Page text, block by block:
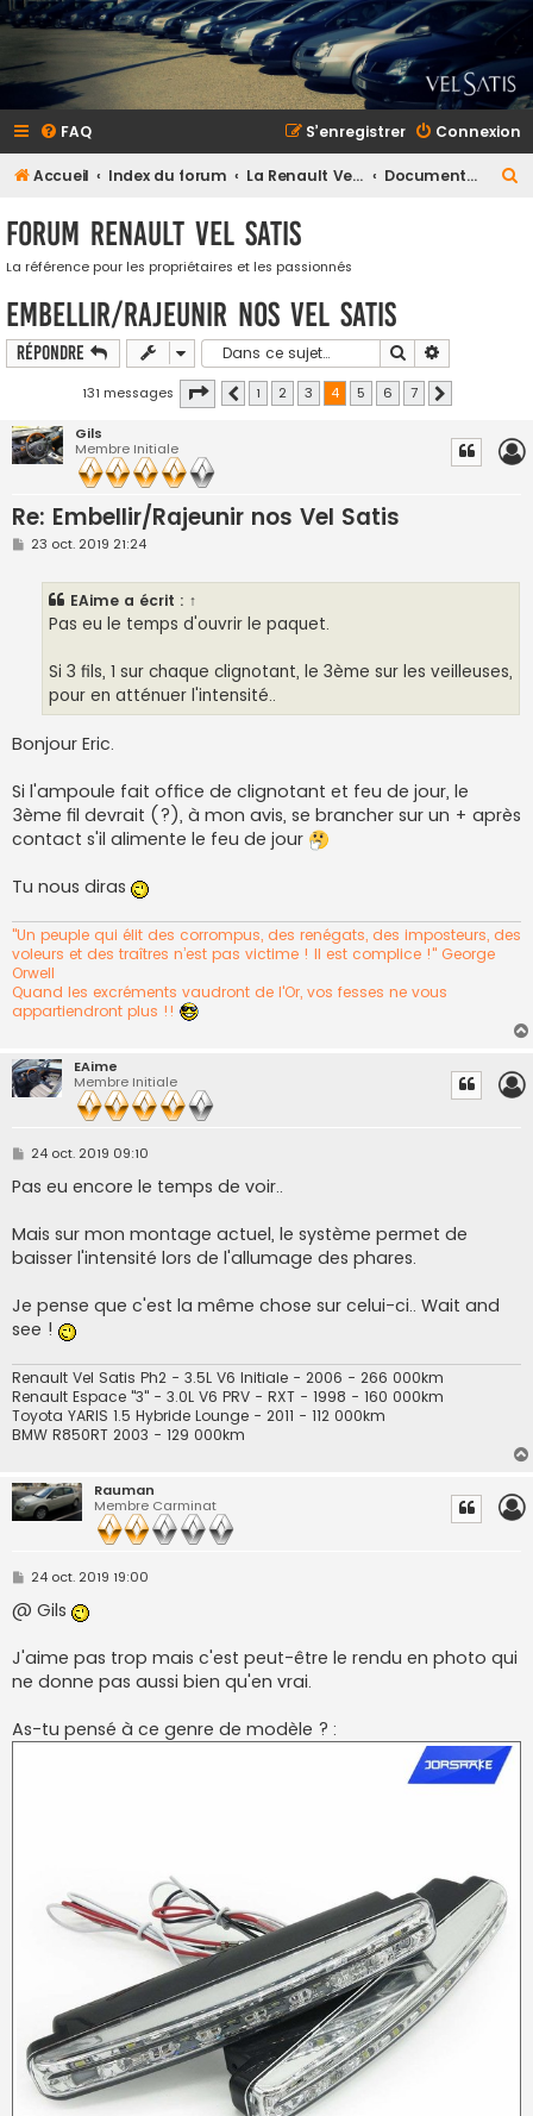
FAQ Connexion
S’enregistrer
Accueil Index du forum La Renault Vel Satis Documents, Reportages et tutoriaux
r
Forum Renault VEL SATIS
La référence pour les propriétaires et les passionnés
Embellir/Rajeunir nos Vel Satis
Répondre Rechercher
131 messages Page sur7
Précédente
1 2 3 4 5 6 7
Gils
Membre Initiale
Re: Embellir/Rajeunir nos Vel Satis
M
23 oct. 2019 21:24
EAime a écrit : ↑
Pas eu le temps d'ouvrir le paquet.
Si 3 fils, 1 sur chaque clignotant, le 3ème sur les veilleuses,
pour en atténuer l'intensité..
Bonjour Eric.
Si l'ampoule fait office de clignotant et feu de jour, le
3ème fil devrait (?), à mon avis, se brancher sur un + après
contact s'il alimente le feu de jour
Tu nous diras
"Un peuple qui élit des corrompus, des renégats, des imposteurs, des
voleurs et des traîtres n’est pas victime ! Il est complice !" George
Orwell
Quand les excréments vaudront de l'Or, vos fesses ne vous
appartiendront plus !!
EAime
Membre Initiale
M
s
s
g
e
24 oct. 2019 09:10
Pas eu encore le temps de voir..
Mais sur mon montage actuel, le système permet de
baisser l'intensité lors de l'allumage des phares.
Je pense que c'est la même chose sur celui-ci.. Wait and
see !
Renault Vel Satis Ph2 - 3.5L V6 Initiale - 2006 - 266 000km
Renault Espace "3" - 3.0L V6 PRV - RXT - 1998 - 160 000km
Toyota YARIS 1.5 Hybride Lounge - 2011 - 112 000km
BMW R850RT 2003 - 129 000km
Rauman
Membre Carminat
M
s
s
g
e
24 oct. 2019 19:00
@ Gils
J'aime pas trop mais c'est peut-être le rendu en photo qui
ne donne pas aussi bien qu'en vrai.
As-tu pensé à ce genre de modèle ? :